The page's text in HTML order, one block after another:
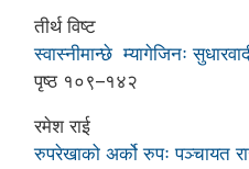
तीर्थ विष्ट
स्वास्नीमान्छे म्यागेजिनः
पृष्ठ १०९–१४२
रमेश राई
रुपरेखाको अर्को रुपः पञ्चायत